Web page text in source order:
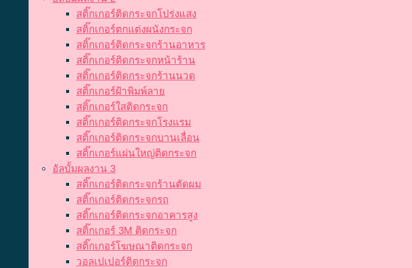
สติ๊กเกอร์ติดกระจกโปร่งแสง
สติ๊กเกอร์ตกแต่งผนังกระจก
สติ๊กเกอร์ติดกระจกร้านอาหาร
สติ๊กเกอร์ติดกระจกหน้าร้าน
สติ๊กเกอร์ติดกระจกร้านนวด
สติ๊กเกอร์ฝ้าพิมพ์ลาย
สติ๊กเกอร์ใสติดกระจก
สติ๊กเกอร์ติดกระจกโรงแรม
สติ๊กเกอร์ติดกระจกบานเลื่อน
สติ๊กเกอร์แผ่นใหญ่ติดกระจก
อัลบั้มผลงาน 3
สติ๊กเกอร์ติดกระจกร้านตัดผม
สติ๊กเกอร์ติดกระจกรถ
สติ๊กเกอร์ติดกระจกอาคารสูง
สติ๊กเกอร์ 3M ติดกระจก
สติ๊กเกอร์โฆษณาติดกระจก
วอลเปเปอร์ติดกระจก